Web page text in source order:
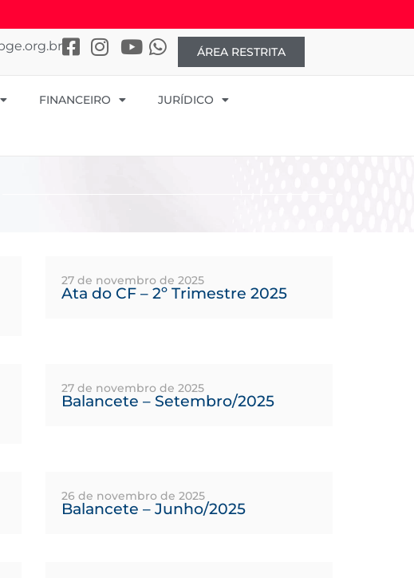
ÁREA RESTRITA
FINANCEIRO JURÍDICO
27 de novembro de 2025
Ata do CF – 2º Trimestre 2025
27 de novembro de 2025
Balancete – Setembro/2025
26 de novembro de 2025
Balancete – Junho/2025